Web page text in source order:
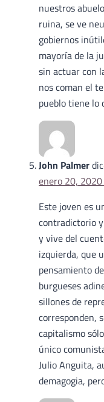
nuestros
ruina, se ve
gobiernos
mayoría de la
sin actuar con
nos coman el
pueblo tiene lo
John Palmer
enero 20,
Este joven es
contradictorio
y vive del
izquierda, que
pensamiento
burgueses
sillones de
corresponden,
capitalismo
único
Julio Anguita,
demagogia,